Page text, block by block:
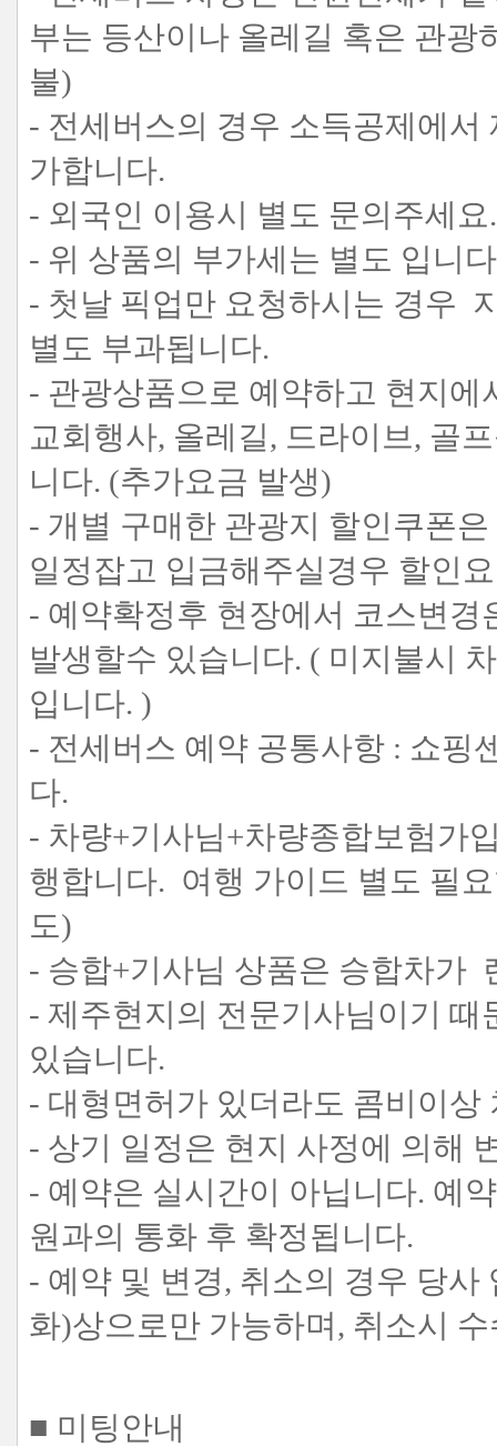
부는 등산이나 올레길 혹은 관
불)
- 전세버스의 경우 소득공제에
가합니다.
- 외국인 이용시 별도 문의주세요.
- 위 상품의 부가세는 별도 입니
- 첫날 픽업만 요청하시는 경우
별도 부과됩니다.
- 관광상품으로 예약하고 현지
교회행사, 올레길, 드라이브, 골
니다. (추가요금 발생)
- 개별 구매한 관광지 할인쿠폰
일정잡고 입금해주실경우 할인
- 예약확정후 현장에서 코스변
발생할수 있습니다. ( 미지불시
입니다. )
- 전세버스 예약 공통사항 : 쇼핑
다.
- 차량+기사님+차량종합보험가
행합니다. 여행 가이드 별도 필
도)
- 승합+기사님 상품은 승합차가
- 제주현지의 전문기사님이기
있습니다.
- 대형면허가 있더라도 콤비이상
- 상기 일정은 현지 사정에 의해
- 예약은 실시간이 아닙니다. 예
원과의 통화 후 확정됩니다.
- 예약 및 변경, 취소의 경우 당사
화)상으로만 가능하며, 취소시
■ 미팅안내